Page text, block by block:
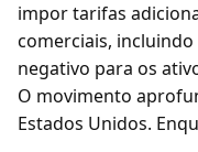
impor tarifas
comerciais,
negativo para os
O movimento
Estados Unidos.